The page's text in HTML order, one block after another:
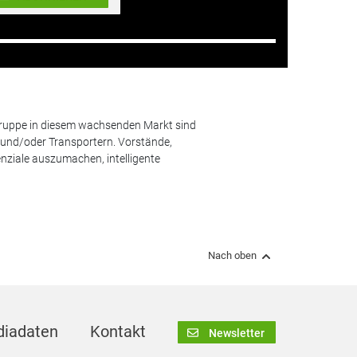
in diesem wachsenden Markt sind
oder Transportern. Vorstände,
auszumachen, intelligente
Nach oben
Kontakt Newsletter